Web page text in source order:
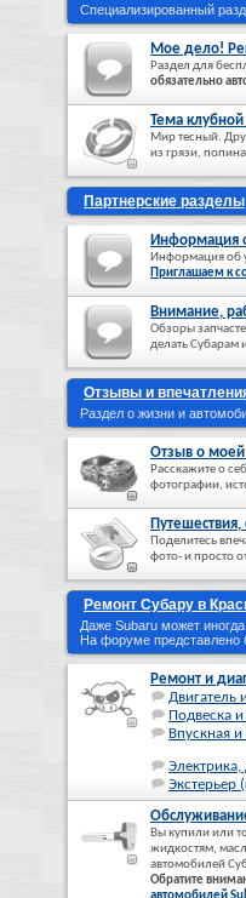
Специализированный
Мое дело!
Раздел для
обязательно
Тема
Мир тесный.
из грязи,
Партнерские разделы
Информация
Информация об
Приглашаем к
Внимание,
Обзоры
делать Субарам
Отзывы и
Раздел о жизни и
Отзыв о
Расскажите о
фотографии,
Поделитесь
фото- и просто
Ремонт Субару в
Даже Subaru может
На форуме представлено
Ремонт и
Двигатель
Подвеска
Впускная
Электрика,
Экстерьер
Вы купили или
жидкостям,
автомобилей
Обратите